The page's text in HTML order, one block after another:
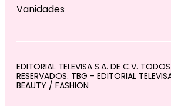
Vanidades
EDITORIAL TELEVISA S.A. DE C.V.
RESERVADOS. TBG - EDITORIAL
BEAUTY / FASHION